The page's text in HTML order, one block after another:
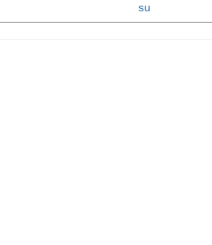
su